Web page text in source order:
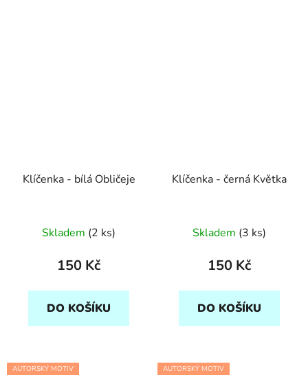
Klíčenka - bílá Obličeje
Skladem (2 ks)
150 Kč
DO KOŠÍKU
Klíčenka - černá Květka
Skladem (3 ks)
150 Kč
DO KOŠÍKU
AUTORSKÝ MOTIV AUTORSKÝ MOTIV